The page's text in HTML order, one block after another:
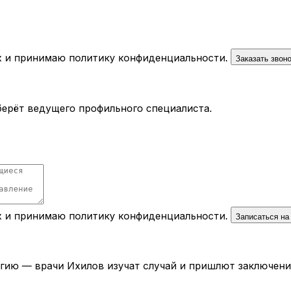
и принимаю политику конфиденциальности. Заказать
ведущего профильного специалиста.
и принимаю политику конфиденциальности. Записаться
— врачи Ихилов изучат случай и пришлют